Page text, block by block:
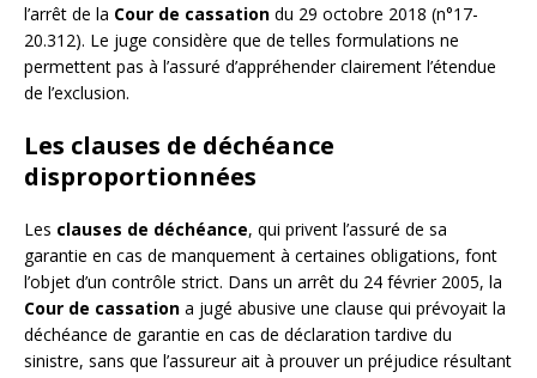
l’arrêt de la Cour de cassation du 29 octobre 2018 (n°17-
20.312). Le juge considère que de telles formulations ne
permettent pas à l’assuré d’appréhender clairement l’étendue
de l’exclusion.
Les clauses de déchéance
disproportionnées
Les clauses de déchéance, qui privent l’assuré de sa
garantie en cas de manquement à certaines obligations, font
l’objet d’un contrôle strict. Dans un arrêt du 24 février 2005, la
Cour de cassation a jugé abusive une clause qui prévoyait la
déchéance de garantie en cas de déclaration tardive du
sinistre, sans que l’assureur ait à prouver un préjudice résultant